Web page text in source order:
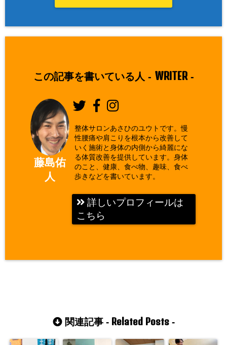
この記事を書いている人 - WRITER-
藤島佑
人
整体サロンあさひのユウトです。慢
性腰痛や肩こりを根本から改善して
いく施術と身体の内側から綺麗にな
る体質改善を提供しています。身体
のこと、健康、食べ物、趣味、食べ
歩きなどを書いています。
詳しいプロフィールは
こちら
関連記事 - Related Posts-